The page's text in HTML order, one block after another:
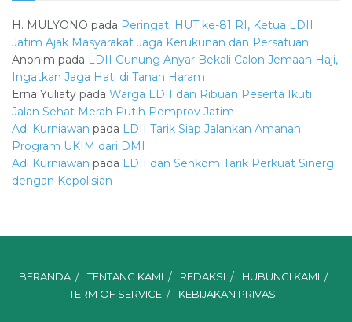
H. MULYONO pada Peringati HUT ke-81 RI, Ketua LDII
Jatim Ajak Masyarakat Jaga Kerukunan dan Persatuan
Anonim pada LDII Gunung Anyar Bekali Calon Jemaah Haji,
Ingatkan Jaga Hati di Tanah Haram
Erna Yuliaty pada Warga LDII dan Ribuan Peserta Ikuti
Jalan Sehat Merah Putih Pemprov Jatim
Adi Kurniawan pada LDII Tarik Siap Jalankan Amanah
Program UKIM dari DMI
Adi Kurniawan pada LDII dan Senkom Tarik Perkuat Sinergi
dengan Kepolisian
BERANDA TENTANG KAMI REDAKSI
HUBUNGI KAMI
TERM OF SERVICE
KEBIJAKAN PRIVASI